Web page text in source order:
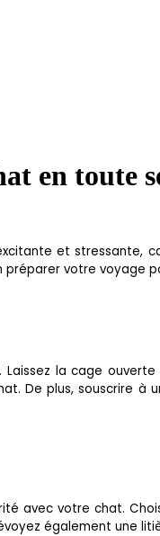
en toute
et stressante,
votre voyage
la cage
De plus, souscrire à
avec votre chat.
également une